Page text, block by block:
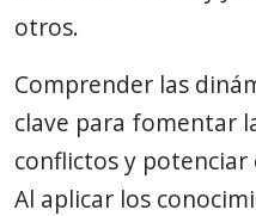
otros.
Comprender las
clave para fomentar
conflictos y
Al aplicar los